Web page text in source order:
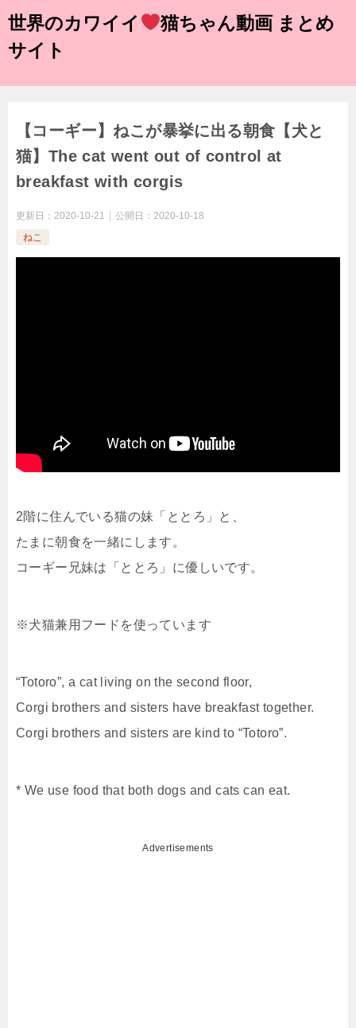
世界のカワイイ
猫ちゃん動画 まとめ
サイト
【コーギー】ねこが暴挙に出る朝食【犬と
猫】The cat went out of control at
breakfast with corgis
更新日： 2020-10-21 公開日： 2020-10-18
ねこ
2階に住んでいる猫の妹「ととろ」と、
たまに朝食を一緒にします。
コーギー兄妹は「ととろ」に優しいです。
※犬猫兼用フードを使っています
“Totoro”, a cat living on the second floor,
Corgi brothers and sisters have breakfast together.
Corgi brothers and sisters are kind to “Totoro”.
* We use food that both dogs and cats can eat.
Advertisements